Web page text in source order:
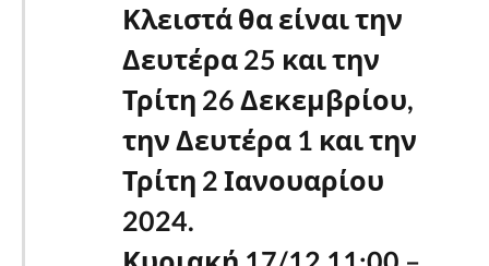
Κλειστά θα είναι την
Δευτέρα 25 και την
Τρίτη 26 Δεκεμβρίου,
την Δευτέρα 1 και την
Τρίτη 2 Ιανουαρίου
2024.